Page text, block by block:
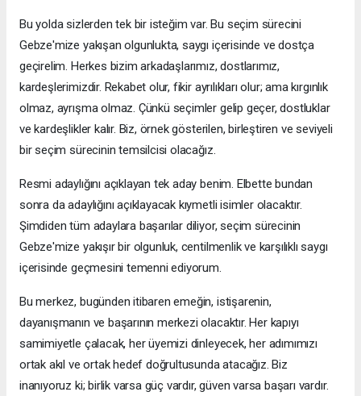
Bu yolda sizlerden tek bir isteğim var. Bu seçim sürecini
Gebze'mize yakışan olgunlukta, saygı içerisinde ve dostça
geçirelim. Herkes bizim arkadaşlarımız, dostlarımız,
kardeşlerimizdir. Rekabet olur, fikir ayrılıkları olur; ama kırgınlık
olmaz, ayrışma olmaz. Çünkü seçimler gelip geçer, dostluklar
ve kardeşlikler kalır. Biz, örnek gösterilen, birleştiren ve seviyeli
bir seçim sürecinin temsilcisi olacağız.
Resmi adaylığını açıklayan tek aday benim. Elbette bundan
sonra da adaylığını açıklayacak kıymetli isimler olacaktır.
Şimdiden tüm adaylara başarılar diliyor, seçim sürecinin
Gebze'mize yakışır bir olgunluk, centilmenlik ve karşılıklı saygı
içerisinde geçmesini temenni ediyorum.
Bu merkez, bugünden itibaren emeğin, istişarenin,
dayanışmanın ve başarının merkezi olacaktır. Her kapıyı
samimiyetle çalacak, her üyemizi dinleyecek, her adımımızı
ortak akıl ve ortak hedef doğrultusunda atacağız. Biz
inanıyoruz ki; birlik varsa güç vardır, güven varsa başarı vardır.